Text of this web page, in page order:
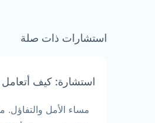
استشارات ذات صلة
استشارة: كيف